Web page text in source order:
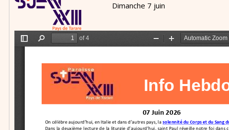
Dimanche 7 juin